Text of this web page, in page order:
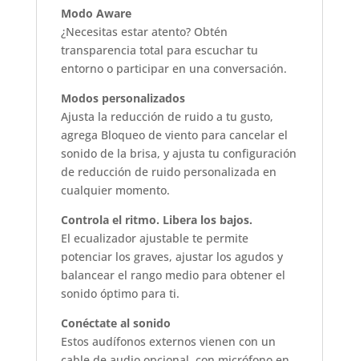
Modo Aware
¿Necesitas estar atento? Obtén
transparencia total para escuchar tu
entorno o participar en una conversación.
Modos personalizados
Ajusta la reducción de ruido a tu gusto,
agrega Bloqueo de viento para cancelar el
sonido de la brisa, y ajusta tu configuración
de reducción de ruido personalizada en
cualquier momento.
Controla el ritmo. Libera los bajos.
El ecualizador ajustable te permite
potenciar los graves, ajustar los agudos y
balancear el rango medio para obtener el
sonido óptimo para ti.
Conéctate al sonido
Estos audífonos externos vienen con un